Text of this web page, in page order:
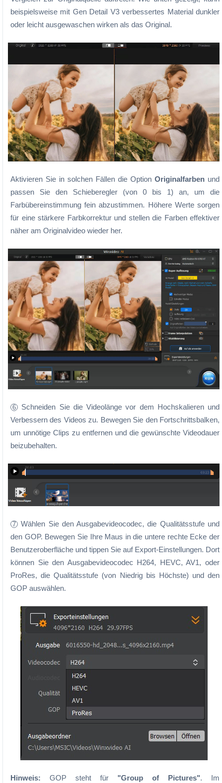
beispielsweise mit Gen Detail V3 verbessertes Material dunkler
oder leicht ausgewaschen wirken als das Original.
Aktivieren Sie in solchen Fällen die Option Originalfarben und
passen Sie den Schieberegler (von 0 bis 1) an, um die
Farbübereinstimmung fein abzustimmen. Höhere Werte sorgen
für eine stärkere Farbkorrektur und stellen die Farben effektiver
näher am Originalvideo wieder her.
6
Schneiden Sie die Videolänge vor dem Hochskalieren und
Verbessern des Videos zu. Bewegen Sie den Fortschrittsbalken,
um unnötige Clips zu entfernen und die gewünschte Videodauer
beizubehalten.
7
Wählen Sie den Ausgabevideocodec, die Qualitätsstufe und
den GOP. Bewegen Sie Ihre Maus in die untere rechte Ecke der
Benutzeroberfläche und tippen Sie auf Export-Einstellungen. Dort
können Sie den Ausgabevideocodec H264, HEVC, AV1, oder
ProRes, die Qualitätsstufe (von Niedrig bis Höchste) und den
GOP auswählen.
Hinweis: GOP steht für "Group of Pictures". Im